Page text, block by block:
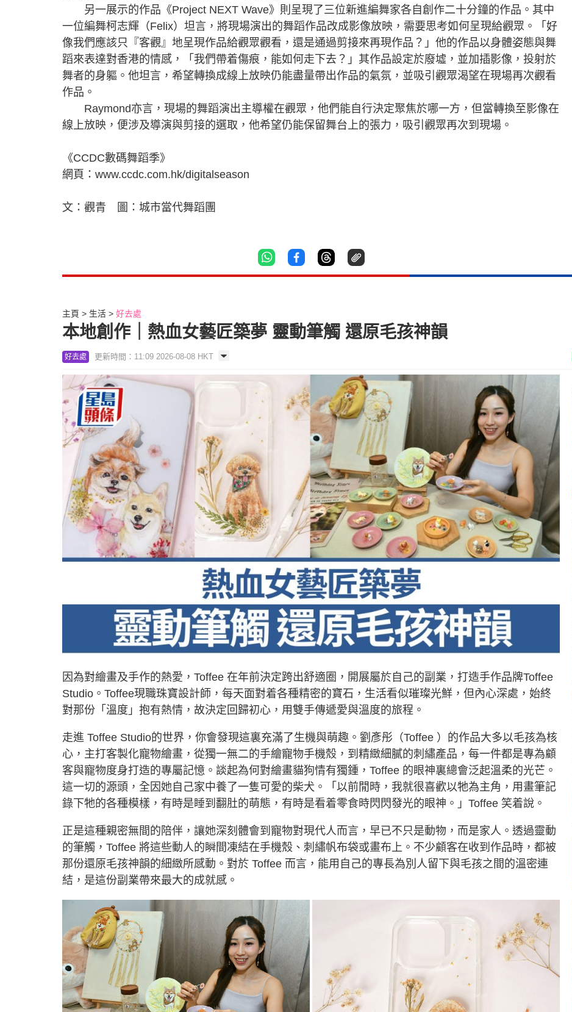
另一展示的作品《Project NEXT Wave》則呈現了三位新進編舞家各自創作二十分鐘的作品。其中
一位編舞柯志輝（Felix）坦言，將現場演出的舞蹈作品改成影像放映，需要思考如何呈現給觀眾。「好
像我們應該只『客觀』地呈現作品給觀眾觀看，還是通過剪接來再現作品？」他的作品以身體姿態與舞
蹈來表達對香港的情感，「我們帶着傷痕，能如何走下去？」其作品設定於廢墟，並加插影像，投射於
舞者的身軀。他坦言，希望轉換成線上放映仍能盡量帶出作品的氣氛，並吸引觀眾渴望在現場再次觀看
作品。
Raymond亦言，現場的舞蹈演出主導權在觀眾，他們能自行決定聚焦於哪一方，但當轉換至影像在
線上放映，便涉及導演與剪接的選取，他希望仍能保留舞台上的張力，吸引觀眾再次到現場。
《CCDC數碼舞蹈季》
網頁：www.ccdc.com.hk/digitalseason
文：觀青 圖：城市當代舞蹈團
主頁 生活 好去處
本地創作｜熱血女藝匠築夢 靈動筆觸 還原毛孩神韻
好去處 更新時間：11:09 2026-08-08 HKT
因為對繪畫及手作的熱愛，Toffee 在年前決定跨出舒適圈，開展屬於自己的副業，打造手作品牌Toffee
Studio。Toffee現職珠寶設計師，每天面對着各種精密的寶石，生活看似璀璨光鮮，但內心深處，始終
對那份「溫度」抱有熱情，故決定回歸初心，用雙手傳遞愛與溫度的旅程。
走進 Toffee Studio的世界，你會發現這裏充滿了生機與萌趣。劉彥彤（Toffee ）的作品大多以毛孩為核
心，主打客製化寵物繪畫，從獨一無二的手繪寵物手機殼，到精緻細膩的刺繡產品，每一件都是專為顧
客與寵物度身打造的專屬記憶。談起為何對繪畫貓狗情有獨鍾，Toffee 的眼神裏總會泛起溫柔的光芒。
這一切的源頭，全因她自己家中養了一隻可愛的柴犬。「以前閒時，我就很喜歡以牠為主角，用畫筆記
錄下牠的各種模樣，有時是睡到翻肚的萌態，有時是看着零食時閃閃發光的眼神。」Toffee 笑着說。
正是這種親密無間的陪伴，讓她深刻體會到寵物對現代人而言，早已不只是動物，而是家人。透過靈動
的筆觸，Toffee 將這些動人的瞬間凍結在手機殼、刺繡帆布袋或畫布上。不少顧客在收到作品時，都被
那份還原毛孩神韻的細緻所感動。對於 Toffee 而言，能用自己的專長為別人留下與毛孩之間的溫密連
結，是這份副業帶來最大的成就感。